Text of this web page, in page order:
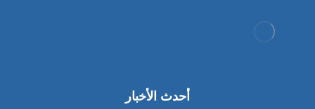
أحدث الأخبار